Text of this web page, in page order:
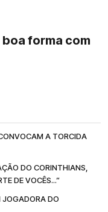
forma com
A TORCIDA
DO CORINTHIANS,
DE VOCÊS...”
JOGADORA DO